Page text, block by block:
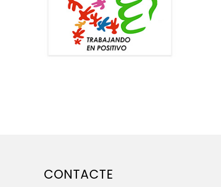
CONTACTE